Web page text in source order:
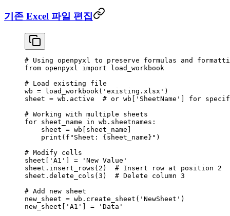
기존 Excel 파일 편집
# Using openpyxl to preserve formulas and
from openpyxl import load_workbook
# Load existing file
wb = load_workbook( 'existing.xlsx' )
sheet = wb.active # or wb['SheetName'] for
# Working with multiple sheets
for sheet_name in wb.sheetnames:
    sheet
= wb[sheet_name]
    print
( f "Sheet: { sheet_name } " )
# Modify cells
sheet[
'A1' = 'New Value'
sheet.insert_rows( 2 ) # Insert row at position 2
sheet.delete_cols( 3 ) # Delete column 3
# Add new sheet
new_sheet = wb.create_sheet( 'NewSheet' )
new_sheet[
'A1' = 'Data'